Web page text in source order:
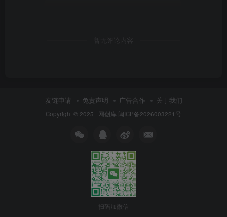
暂无评论内容
友链申请 免责声明 广告合作 关于我们
Copyright © 2025 · 网创库 闽ICP备2026003221号
扫码加微信